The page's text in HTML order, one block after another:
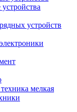
устройств
мелкая